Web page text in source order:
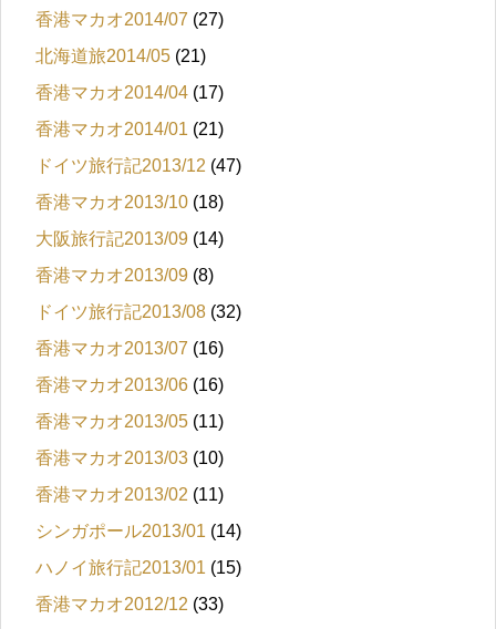
香港マカオ2014/07 (27)
北海道旅2014/05 (21)
香港マカオ2014/04 (17)
香港マカオ2014/01 (21)
ドイツ旅行記2013/12 (47)
香港マカオ2013/10 (18)
大阪旅行記2013/09 (14)
香港マカオ2013/09 (8)
ドイツ旅行記2013/08 (32)
香港マカオ2013/07 (16)
香港マカオ2013/06 (16)
香港マカオ2013/05 (11)
香港マカオ2013/03 (10)
香港マカオ2013/02 (11)
シンガポール2013/01 (14)
ハノイ旅行記2013/01 (15)
香港マカオ2012/12 (33)